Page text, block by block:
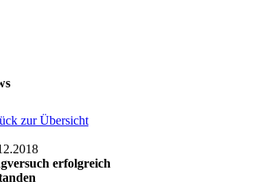
zur Übersicht
erfolgreich